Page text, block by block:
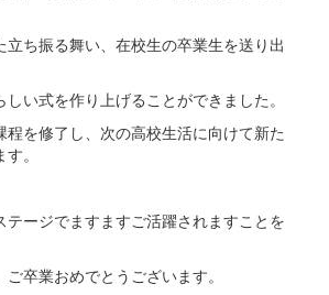
立ち振る舞い、在校生の卒業生を送り出
い式を作り上げることができました。
程を修了し、次の高校生活に向けて新た
。
テージでますますご活躍されますことを
ご卒業おめでとうございます。